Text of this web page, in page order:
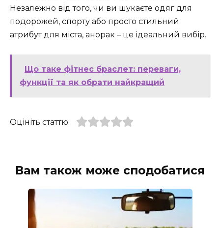
Незалежно від того, чи ви шукаєте одяг для
подорожей, спорту або просто стильний
атрибут для міста, анорак – це ідеальний вибір.
Що таке фітнес браслет: переваги,
функції та як обрати найкращий
Оцініть статтю
Вам також може сподобатися